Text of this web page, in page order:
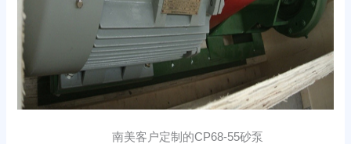
南美客户定制的CP68-55砂泵